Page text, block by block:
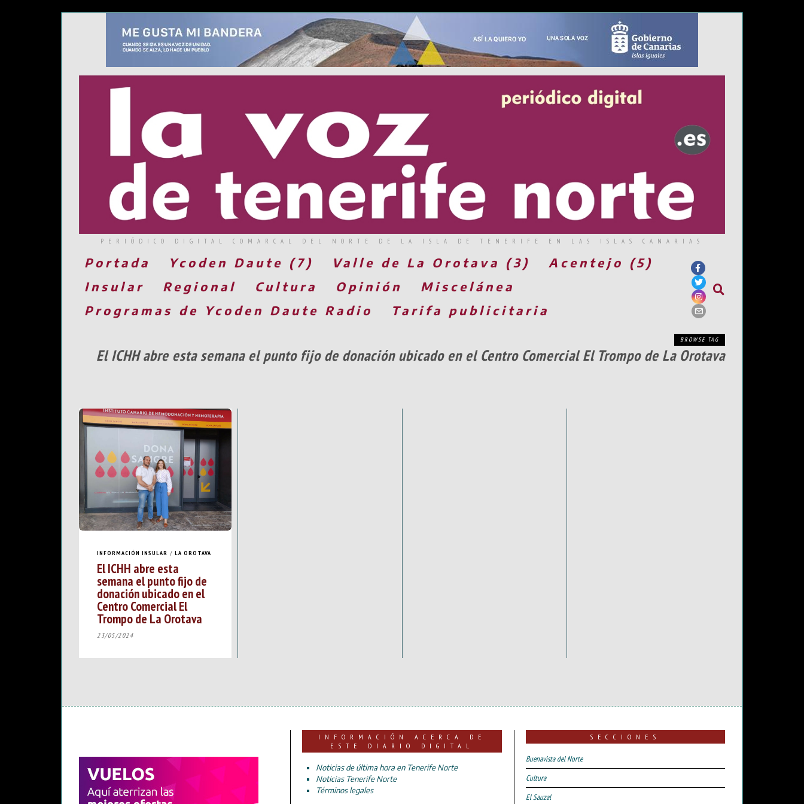
PERIÓDICO DIGITAL COMARCAL DEL NORTE DE LA ISLA DE TENERIFE EN LAS ISLAS CANARIAS
Portada Ycoden Daute (7) Valle de La Orotava (3)
Acentejo (5)
Insular
Regional Cultura Opinión
Miscelánea
Programas de Ycoden Daute Radio
Tarifa publicitaria
BROWSE TAG
El ICHH abre esta semana el punto fijo de donación ubicado en el Centro Comercial El Trompo de La Orotava
INFORMACIÓN INSULAR / LA OROTAVA
El ICHH abre esta
semana el punto fijo de
donación ubicado en el
Centro Comercial El
Trompo de La Orotava
23/05/2024
INFORMACIÓN ACERCA DE
ESTE DIARIO DIGITAL
Noticias de última hora en Tenerife Norte
Noticias Tenerife Norte
Términos legales
SECCIONES
Buenavista del Norte
Cultura
El Sauzal